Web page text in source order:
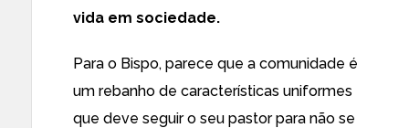
vida em sociedade.
Para o Bispo, parece que a comunidade é
um rebanho de características uniformes
que deve seguir o seu pastor para não se